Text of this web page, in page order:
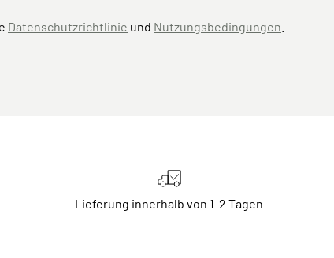
Datenschutzrichtlinie und Nutzungsbedingungen
Lieferung innerhalb von 1-2 Tagen